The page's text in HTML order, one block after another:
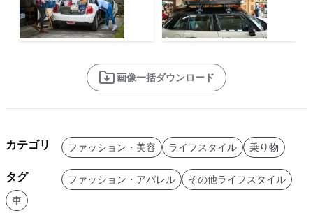
画像一括ダウンロード
カテゴリ ファッション・美容 ライフスタイル 乗り物
タグ ファッション・アパレル
その他ライフスタイル
車